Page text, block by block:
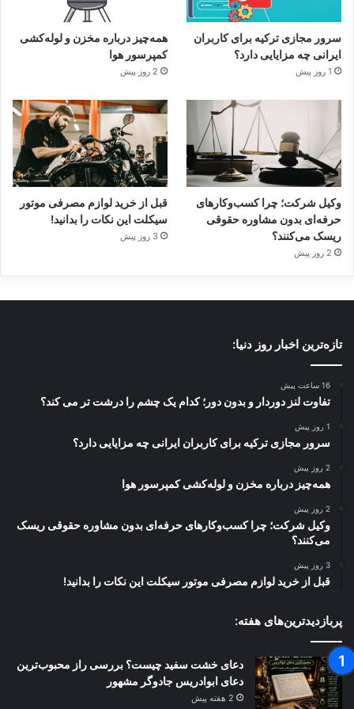
سرور مجازی ترکیه برای کاربران
ایرانی چه مزایایی دارد؟
1 روز پیش
همه‌چیز درباره مخزن و لوله‌کشی
کمپرسور هوا
2 روز پیش
وکیل شرکت؛ چرا کسب‌وکارهای
حرفه‌ای بدون مشاوره حقوقی
ریسک می‌کنند؟
2 روز پیش
قبل از خرید لوازم مصرفی موتور
سیکلت این نکات را بدانید!
3 روز پیش
تازه‌ترین اخبار روز دنیا:
16 ساعت پیش
تفاوت لنز دوردار و بدون دور؛ کدام یک چشم را درشت تر می کند؟
1 روز پیش
سرور مجازی ترکیه برای کاربران ایرانی چه مزایایی دارد؟
2 روز پیش
همه‌چیز درباره مخزن و لوله‌کشی کمپرسور هوا
2 روز پیش
وکیل شرکت؛ چرا کسب‌وکارهای حرفه‌ای بدون مشاوره حقوقی ریسک
می‌کنند؟
3 روز پیش
قبل از خرید لوازم مصرفی موتور سیکلت این نکات را بدانید!
پربازدیدترین‌های هفته:
دعای خشت سفید چیست؟ بررسی راز محبوب‌ترین
دعای ابوادریس جادوگر مشهور
2 هفته پیش